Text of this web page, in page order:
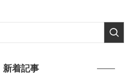
新着記事